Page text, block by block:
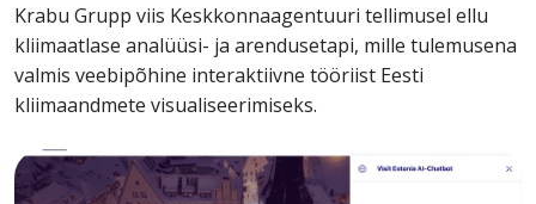
Krabu Grupp viis Keskkonnaagentuuri tellimusel ellu
kliimaatlase analüüsi- ja arendusetapi, mille tulemusena
valmis veebipõhine interaktiivne tööriist Eesti
kliimaandmete visualiseerimiseks.